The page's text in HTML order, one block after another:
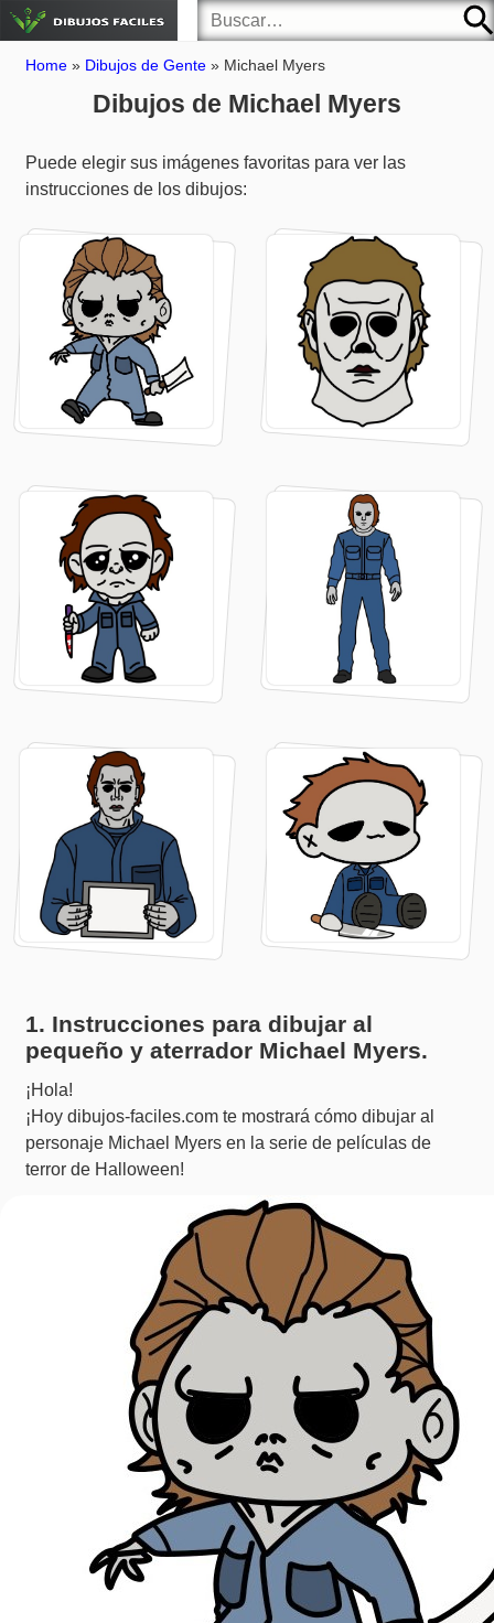
Home » Dibujos de Gente » Michael Myers
Dibujos de Michael Myers
Puede elegir sus imágenes favoritas para ver las
instrucciones de los dibujos:
1. Instrucciones para dibujar al
pequeño y aterrador Michael Myers.
¡Hola!
¡Hoy dibujos-faciles.com te mostrará cómo dibujar al
personaje Michael Myers en la serie de películas de
terror de Halloween!